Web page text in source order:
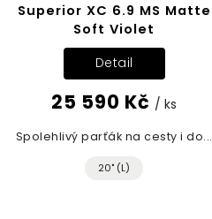
Superior XC 6.9 MS Matte
Soft Violet
25 590 Kč / ks
Detail
Spolehlivý parťák na cesty i do...
20" (L)